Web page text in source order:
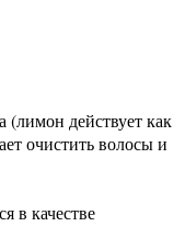
(лимон действует как
очистить волосы и
в качестве